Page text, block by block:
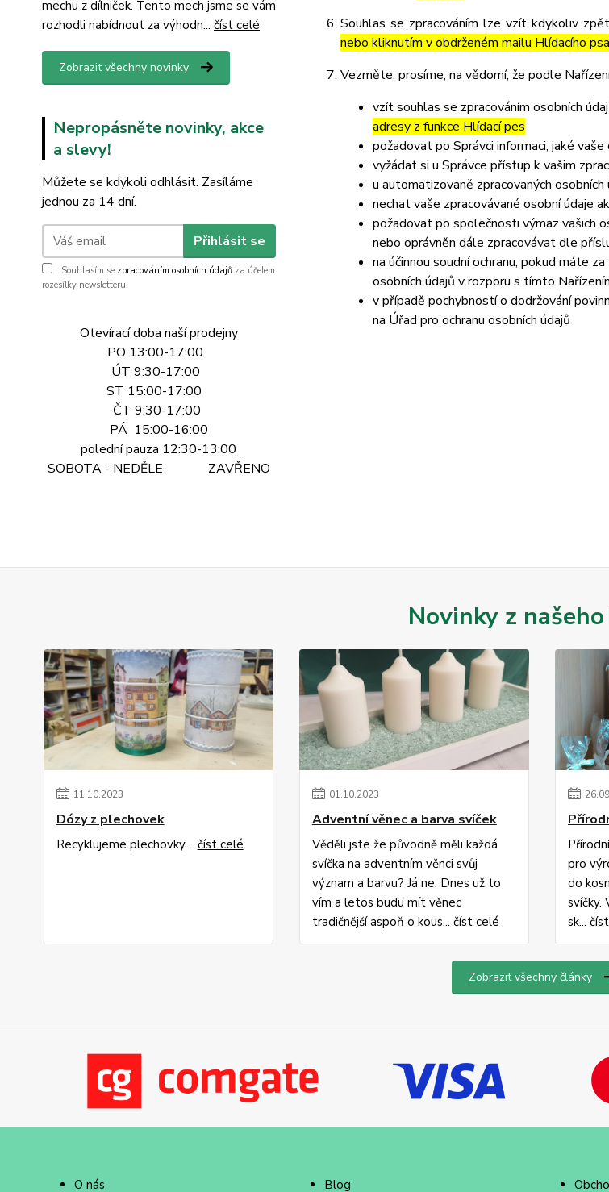
mechu z dílniček. Tento mech jsme se vám
rozhodli nabídnout za výhodn... číst celé
Zobrazit všechny novinky
Nepropásněte novinky, akce
a slevy!
Můžete se kdykoli odhlásit. Zasíláme
jednou za 14 dní.
Přihlásit se
Souhlasím se zpracováním osobních údajů za účelem
rozesílky newsletteru.
Otevírací doba naší prodejny
PO 13:00-17:00
ÚT 9:30-17:00
ST 15:00-17:00
ČT 9:30-17:00
PÁ 15:00-16:00
polední pauza 12:30-13:00
SOBOTA - NEDĚLE ZAVŘENO
Souhlas se zpracováním lze vzít kdykoliv
nebo kliknutím v obdrženém mailu Hlídacího psa
Vezměte, prosíme, na vědomí, že podle
vzít souhlas se zpracováním osobních
adresy z funkce Hlídací pes
požadovat po Správci informaci, jaké
vyžádat si u Správce přístup k vašim
u automatizovaně zpracovaných
nechat vaše zpracovávané osobní údaje
požadovat po společnosti výmaz vašich
nebo oprávněn dále zpracovávat dle
na účinnou soudní ochranu, pokud máte
osobních údajů v rozporu s tímto
v případě pochybností o dodržování
na Úřad pro ochranu osobních údajů
Novinky z
11.10.2023
Dózy z plechovek
Recyklujeme plechovky.... číst celé
01.10.2023
Adventní věnec a barva svíček
Věděli jste že původně měli každá
svíčka na adventním věnci svůj
význam a barvu? Já ne. Dnes už to
vím a letos budu mít věnec
tradičnější aspoň o kous... číst celé
26.09
pro
do
svíčky.
sk...
Zobrazit všechny články
O nás Blog